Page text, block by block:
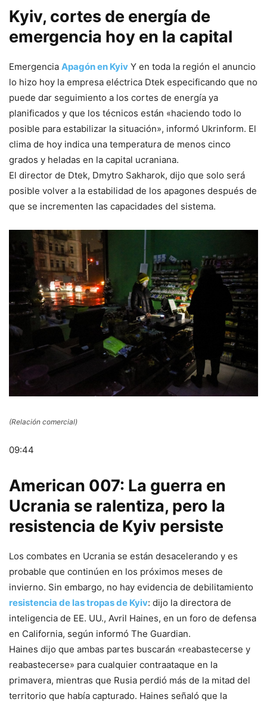
Kyiv, cortes de energía de
emergencia hoy en la capital
Emergencia Apagón en Kyiv Y en toda la región el anuncio
lo hizo hoy la empresa eléctrica Dtek especificando que no
puede dar seguimiento a los cortes de energía ya
planificados y que los técnicos están «haciendo todo lo
posible para estabilizar la situación», informó Ukrinform. El
clima de hoy indica una temperatura de menos cinco
grados y heladas en la capital ucraniana.
El director de Dtek, Dmytro Sakharok, dijo que solo será
posible volver a la estabilidad de los apagones después de
que se incrementen las capacidades del sistema.
(Relación comercial)
09:44
American 007: La guerra en
Ucrania se ralentiza, pero la
resistencia de Kyiv persiste
Los combates en Ucrania se están desacelerando y es
probable que continúen en los próximos meses de
invierno. Sin embargo, no hay evidencia de debilitamiento
resistencia de las tropas de Kyiv: dijo la directora de
inteligencia de EE. UU., Avril Haines, en un foro de defensa
en California, según informó The Guardian.
Haines dijo que ambas partes buscarán «reabastecerse y
reabastecerse» para cualquier contraataque en la
primavera, mientras que Rusia perdió más de la mitad del
territorio que había capturado. Haines señaló que la